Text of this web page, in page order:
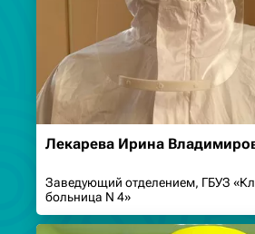
Лекарева Ирина
Заведующий отделением, ГБУЗ
больница N 4»